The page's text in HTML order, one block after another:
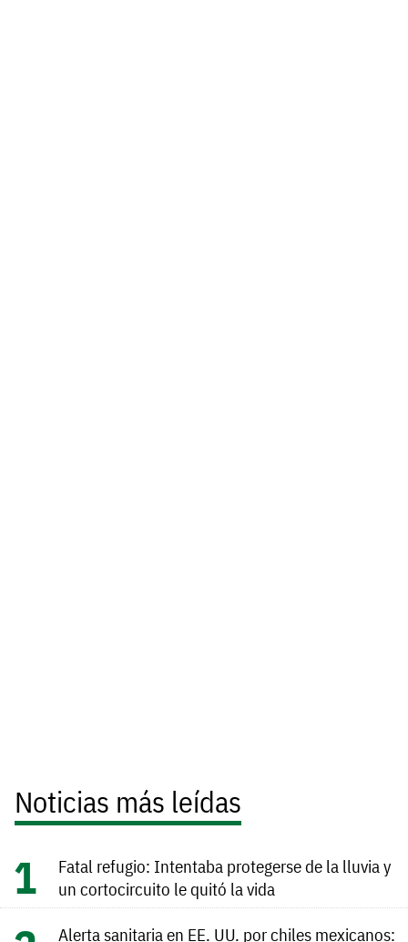
Noticias más leídas
Fatal refugio: Intentaba protegerse de la lluvia y
un cortocircuito le quitó la vida
Alerta sanitaria en EE. UU. por chiles mexicanos: